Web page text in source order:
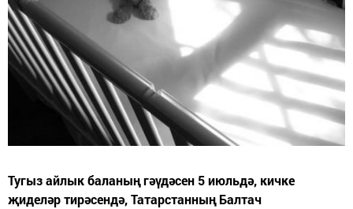
Тугыз айлык баланың гәүдәсен 5 июльдә, кичке
җиделәр тирәсендә, Татарстанның Балтач